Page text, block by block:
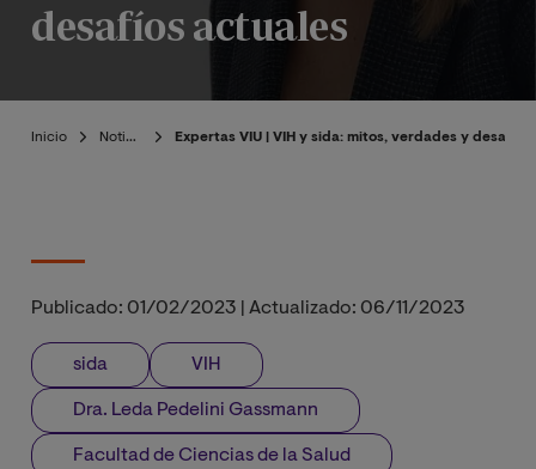
desafíos actuales
Inicio Noticias Expertas VIU | VIH y sida: mitos, verdades y desafíos
Publicado: 01/02/2023 Actualizado: 06/11/2023
sida VIH
Dra. Leda Pedelini Gassmann
Facultad de Ciencias de la Salud